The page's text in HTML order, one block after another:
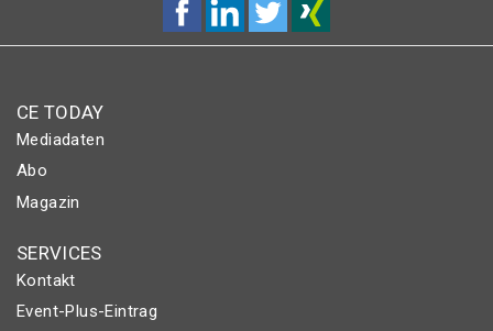
CE TODAY
Mediadaten
Abo
Magazin
SERVICES
Kontakt
Event-Plus-Eintrag